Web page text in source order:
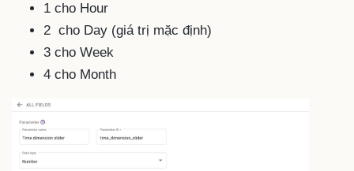
1 cho Hour
2 cho Day (giá trị mặc định)
3 cho Week
4 cho Month